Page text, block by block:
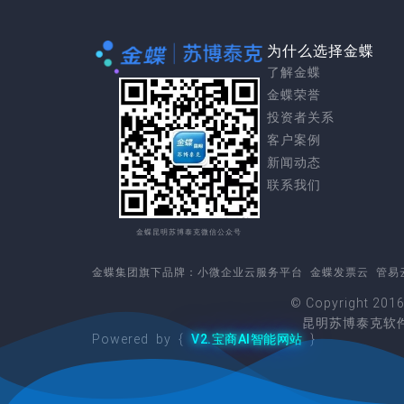
金蝶昆明苏博泰克微信公众号
为什么选择金蝶
了解金蝶
金蝶荣誉
投资者关系
客户案例
新闻动态
联系我们
金蝶集团旗下品牌： 小微企业云服务平台 金蝶发票云 管易
© Copyright
昆明苏博泰克软
Powered by { V2.宝商AI智能网站}